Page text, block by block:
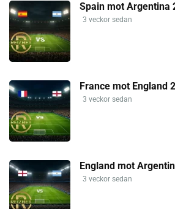
Spain mot Argentina
3 veckor sedan
France mot England
3 veckor sedan
England mot
3 veckor sedan